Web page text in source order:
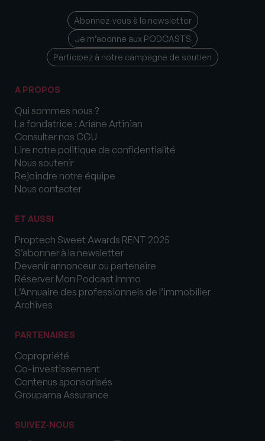
Abonnez-vous à la newsletter
Je m’abonne aux PODCASTS
Participez à notre campagne de soutien
A PROPOS
Qui sommes nous ?
La fondatrice : Ariane Artinian
Consulter nos CGU
Lire notre politique de confidentialité
Nous soutenir
Rejoindre notre équipe
Nous contacter
ET AUSSI
Proptech Sweet Awards RENT 2025
S’abonner à la newsletter
Devenir annonceur ou partenaire
Réserver Mon Podcast Immo
L’Annuaire des professionnels de l’immobilier
Archives
PARTENAIRES
Copropriété
Co-investissement
Contenus sponsorisés
Groupama Assurance
SUIVEZ-NOUS